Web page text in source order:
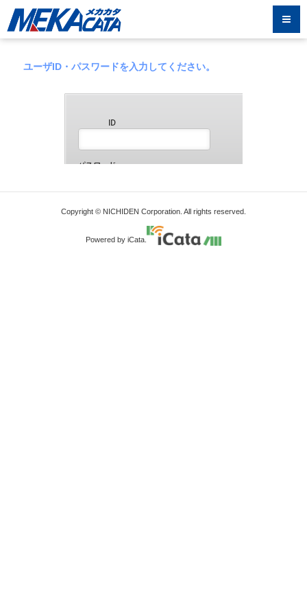
ユーザID・パスワードを入力してください。
Copyright © NICHIDEN Corporation. All rights reserved.
Powered by iCata.